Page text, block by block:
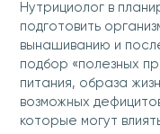
Нутрициолог в
подготовить
вынашиванию и
подбор «полезных
питания, образа
возможных
которые могут